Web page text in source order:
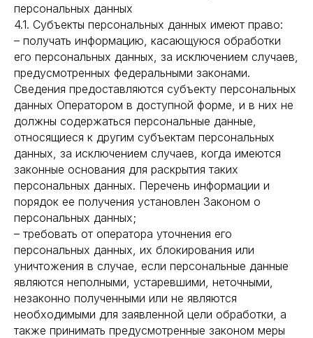
персональных данных
4.1. Субъекты персональных данных имеют право:
– получать информацию, касающуюся обработки
его персональных данных, за исключением случаев,
предусмотренных федеральными законами.
Сведения предоставляются субъекту персональных
данных Оператором в доступной форме, и в них не
должны содержаться персональные данные,
относящиеся к другим субъектам персональных
данных, за исключением случаев, когда имеются
законные основания для раскрытия таких
персональных данных. Перечень информации и
порядок ее получения установлен Законом о
персональных данных;
– требовать от оператора уточнения его
персональных данных, их блокирования или
уничтожения в случае, если персональные данные
являются неполными, устаревшими, неточными,
незаконно полученными или не являются
необходимыми для заявленной цели обработки, а
также принимать предусмотренные законом меры